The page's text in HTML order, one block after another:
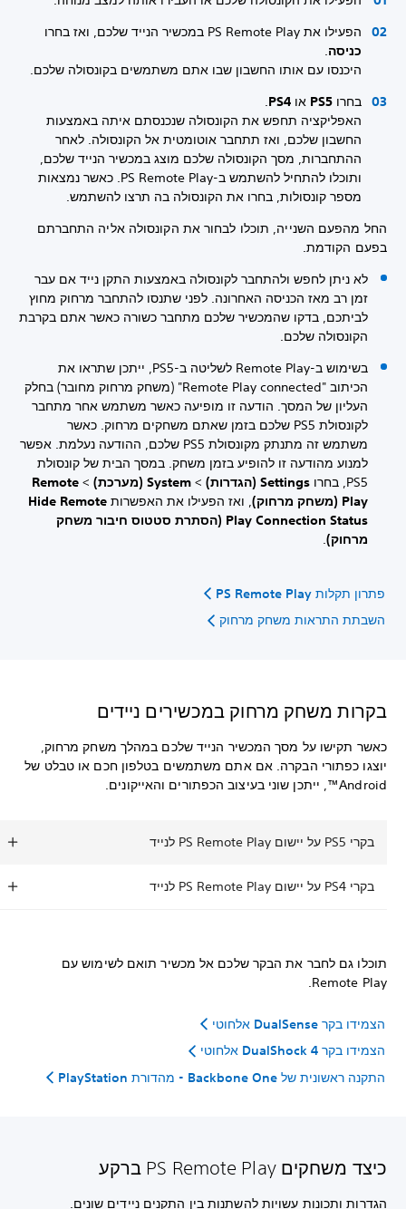
הפעילו את PS Remote Play במכשיר הנייד שלכם, ואז בחרו
כניסה.
היכנסו עם אותו החשבון שבו אתם משתמשים בקונסולה שלכם.
בחרוPS5 אוPS4
.
האפליקציה תחפש את הקונסולה שנכנסתם איתה באמצעות
החשבון שלכם, ואז תתחבר אוטומטית אל הקונסולה. לאחר
ההתחברות, מסך הקונסולה שלכם מוצג במכשיר הנייד שלכם,
ותוכלו להתחיל להשתמש ב-PS Remote Play. כאשר נמצאות
מספר קונסולות, בחרו את הקונסולה בה תרצו להשתמש.
החל מהפעם השנייה, תוכלו לבחור את הקונסולה אליה התחברתם
בפעם הקודמת.
לא ניתן לחפש ולהתחבר לקונסולה באמצעות התקן נייד אם עבר
זמן רב מאז הכניסה האחרונה. לפני שתנסו להתחבר מרחוק מחוץ
לביתכם, בדקו שהמכשיר שלכם מתחבר כשורה כאשר אתם בקרבת
הקונסולה שלכם.
בשימוש ב-Remote Play לשליטה ב-PS5, ייתכן שתראו את
הכיתוב "Remote Play connected" (משחק מרחוק מחובר) בחלק
העליון של המסך. הודעה זו מופיעה כאשר משתמש אחר מתחבר
לקונסולת PS5 שלכם בזמן שאתם משחקים מרחוק. כאשר
משתמש זה מתנתק מקונסולת PS5 שלכם, ההודעה נעלמת. אפשר
למנוע מהודעה זו להופיע בזמן משחק. במסך הבית של קונסולת
PS5, בחרו
Settings (הגדרות) >System (מערכת) >
Remote
Play (משחק מרחוק)
, ואז הפעילו את האפשרותHide Remote
Play Connection Status (הסתרת סטטוס חיבור משחק
מרחוק).
פתרון תקלות PS Remote Play
השבתת התראות משחק מרחוק
בקרות משחק מרחוק במכשירים ניידים
כאשר תקישו על מסך המכשיר הנייד שלכם במהלך משחק מרחוק,
יוצגו כפתורי הבקרה. אם אתם משתמשים בטלפון חכם או טבלט של
Android™, ייתכן שוני בעיצוב הכפתורים והאייקונים.
בקרי PS5 על יישום PS Remote Play לנייד
בקרי PS4 על יישום PS Remote Play לנייד
תוכלו גם לחבר את הבקר שלכם אל מכשיר תואם לשימוש עם
Remote Play.
הצמידו בקר DualSense אלחוטי
הצמידו בקר DualShock 4 אלחוטי
התקנה ראשונית של Backbone One - מהדורת PlayStation
כיצד משחקים PS Remote Play ברקע
הגדרות ותכונות עשויות להשתנות בין התקנים ניידים שונים.